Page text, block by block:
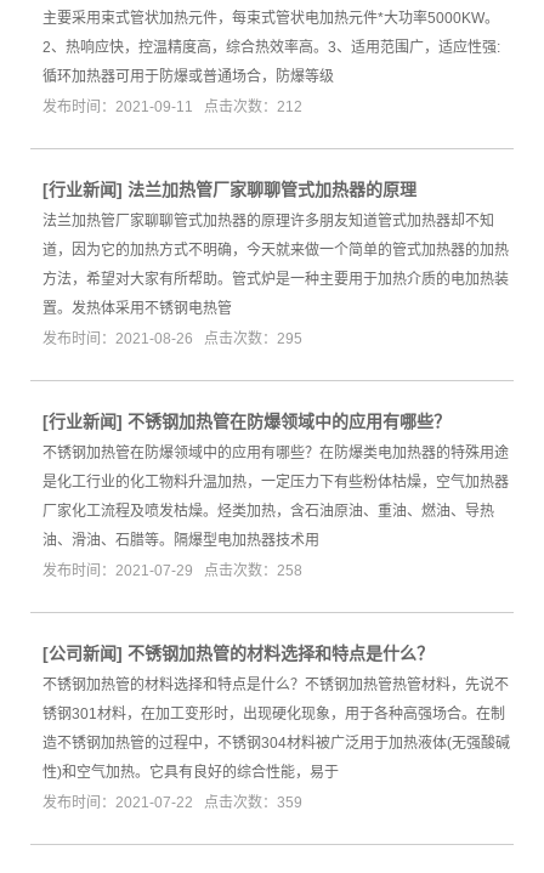
主要采用束式管状加热元件，每束式管状电加热元件*大功率5000KW。
2、热响应快，控温精度高，综合热效率高。3、适用范围广，适应性强:
循环加热器可用于防爆或普通场合，防爆等级
发布时间：2021-09-11 点击次数：212
[行业新闻] 法兰加热管厂家聊聊管式加热器的原理
法兰加热管厂家聊聊管式加热器的原理许多朋友知道管式加热器却不知
道，因为它的加热方式不明确，今天就来做一个简单的管式加热器的加热
方法，希望对大家有所帮助。管式炉是一种主要用于加热介质的电加热装
置。发热体采用不锈钢电热管
发布时间：2021-08-26 点击次数：295
[行业新闻] 不锈钢加热管在防爆领域中的应用有哪些？
不锈钢加热管在防爆领域中的应用有哪些？在防爆类电加热器的特殊用途
是化工行业的化工物料升温加热，一定压力下有些粉体枯燥，空气加热器
厂家化工流程及喷发枯燥。烃类加热，含石油原油、重油、燃油、导热
油、滑油、石腊等。隔爆型电加热器技术用
发布时间：2021-07-29 点击次数：258
[公司新闻] 不锈钢加热管的材料选择和特点是什么？
不锈钢加热管的材料选择和特点是什么？不锈钢加热管热管材料，先说不
锈钢301材料，在加工变形时，出现硬化现象，用于各种高强场合。在制
造不锈钢加热管的过程中，不锈钢304材料被广泛用于加热液体(无强酸碱
性)和空气加热。它具有良好的综合性能，易于
发布时间：2021-07-22 点击次数：359